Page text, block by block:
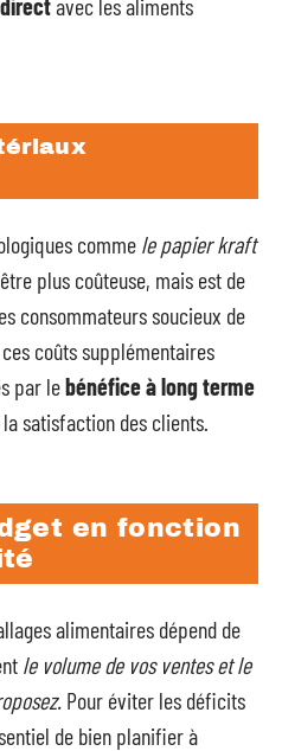
comme le papier kraft
plus coûteuse, mais est de
consommateurs soucieux de
coûts supplémentaires
par lebénéfice à long terme
satisfaction des clients.
en fonction
alimentaires dépend de
le volume de vos ventes et le
Pour éviter les déficits
de bien planifier à